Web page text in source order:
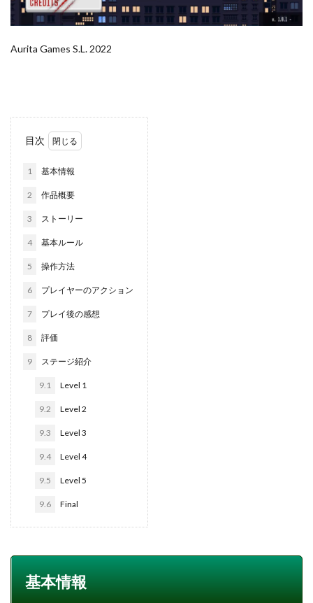
Aurita Games S.L. 2022
目次
1 基本情報
2 作品概要
3 ストーリー
4 基本ルール
5 操作方法
6 プレイヤーのアクション
7 プレイ後の感想
8 評価
9 ステージ紹介
9.1 Level 1
9.2 Level 2
9.3 Level 3
9.4 Level 4
9.5 Level 5
9.6 Final
基本情報